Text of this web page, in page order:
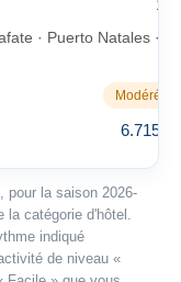
17
· Puerto Natales ·
Modéré
6.715 €
pour la saison 2026-
la catégorie d'hôtel.
indiqué
de niveau «